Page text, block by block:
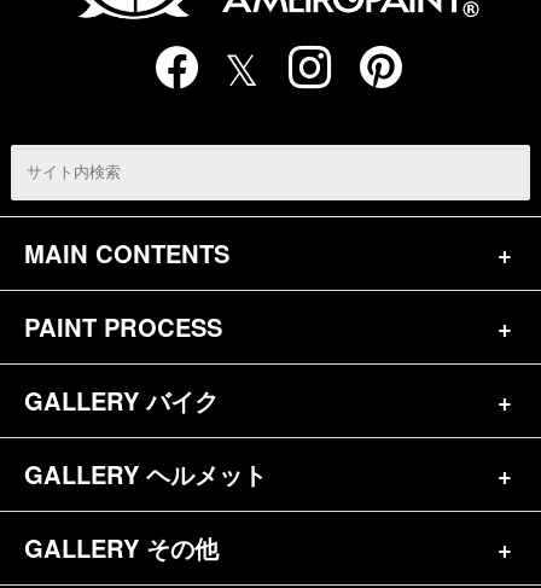
MAIN CONTENTS
トップページ
お問合せ
参考価格
キャンディペイントとは？
PAINT PROCESS
バイク（180）
ヘルメット（84）
GALLERY バイク
バイク一覧（184）
ハーレー（141）
GALLERY ヘルメット
ヘルメット一覧（139）
GALLERY その他